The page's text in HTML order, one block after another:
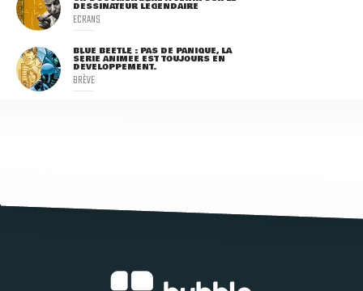
DESSINATEUR LÉGENDAIRE
ECRANS
BLUE BEETLE : PAS DE PANIQUE, LA
SÉRIE ANIMÉE EST TOUJOURS EN
DÉVELOPPEMENT.
BRÈVE